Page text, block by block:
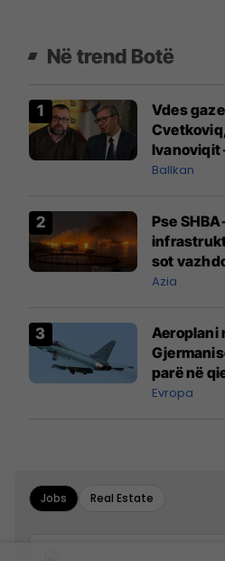
Në trend Botë
Vdes
Ivanoviqit
Ballkan
Pse
sot
iraniane
Azia
Aeroplani
parë në
Evropa
Jobs Real Estate